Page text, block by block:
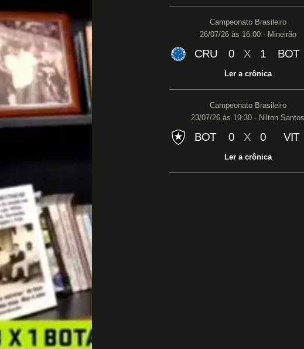
Campeonato Brasileiro
26/07/26 às 16:00 - Mineirão
CRU 0 X 1 BOT
Ler a crônica
Campeonato Brasileiro
23/07/26 às 19:30 - Nilton Santos
BOT 0 X 0 VIT
Ler a crônica